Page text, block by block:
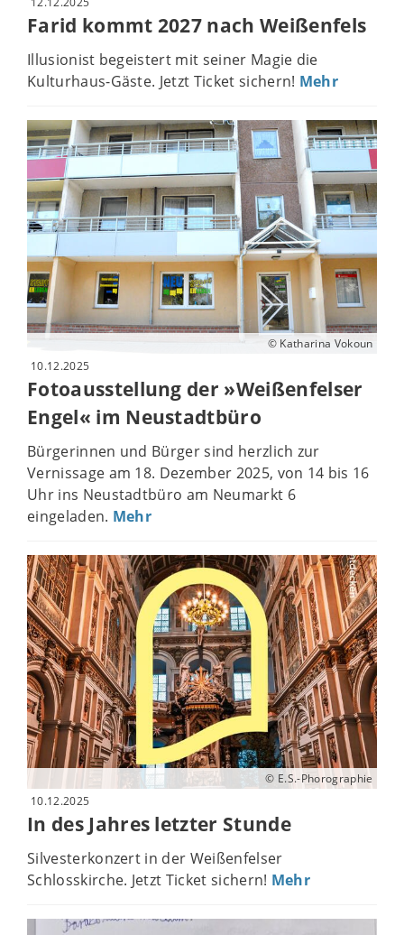
Farid kommt 2027 nach Weißenfels
Illusionist begeistert mit seiner Magie die
Kulturhaus-Gäste. Jetzt Ticket sichern! Mehr
© Katharina Vokoun
10.12.2025
Fotoausstellung der »Weißenfelser
Engel« im Neustadtbüro
Bürgerinnen und Bürger sind herzlich zur
Vernissage am 18. Dezember 2025, von 14 bis 16
Uhr ins Neustadtbüro am Neumarkt 6
eingeladen. Mehr
© E.S.-Phorographie
10.12.2025
In des Jahres letzter Stunde
Silvesterkonzert in der Weißenfelser
Schlosskirche. Jetzt Ticket sichern! Mehr